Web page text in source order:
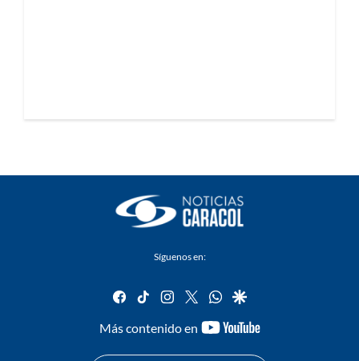
Síguenos en:
facebook
tiktok instagram
twitterwhatsapp
google
Más contenido en
youtube-